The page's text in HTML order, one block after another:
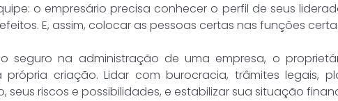
o empresário precisa conhecer o perfil de seus
E, assim, colocar as pessoas certas nas funções
seguro na administração de uma empresa, o
criação. Lidar com burocracia, trâmites legais,
seus riscos e possibilidades, e estabilizar sua situação